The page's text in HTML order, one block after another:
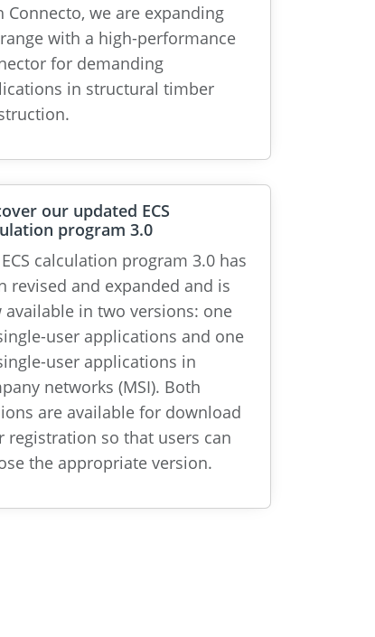
Connecto, we are expanding
with a high-performance
for demanding
in structural timber
our updated ECS
program 3.0
calculation program 3.0 has
revised and expanded and is
available in two versions: one
user applications and one
user applications in
networks (MSI). Both
are available for download
registration so that users can
the appropriate version.